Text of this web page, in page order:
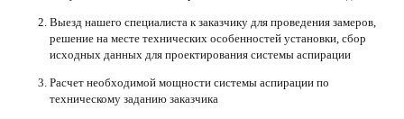
Выезд нашего специалиста к заказчику для проведения замеров,
решение на месте технических особенностей установки, сбор
исходных данных для проектирования системы аспирации
Расчет необходимой мощности системы аспирации по
техническому заданию заказчика